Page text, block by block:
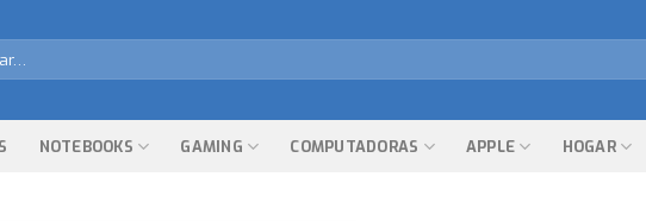
NOTEBOOKS GAMING COMPUTADORAS APPLE HOGAR